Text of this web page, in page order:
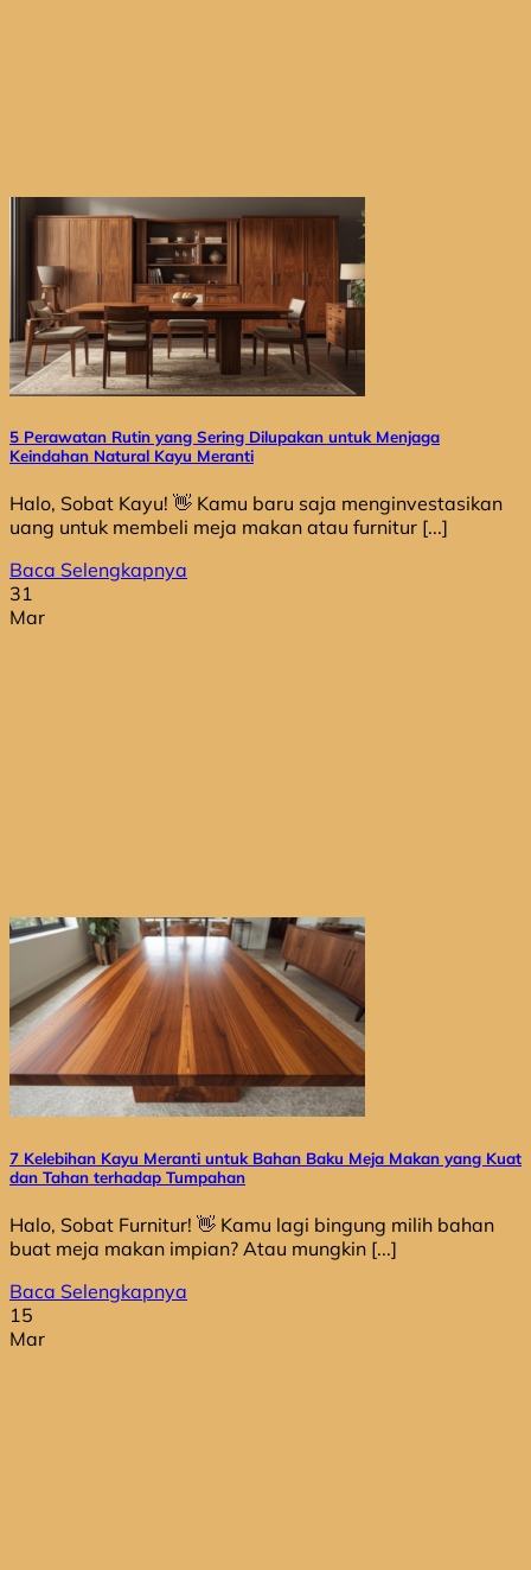
5 Perawatan Rutin yang Sering Dilupakan untuk Menjaga
Keindahan Natural Kayu Meranti
Halo, Sobat Kayu! 👋 Kamu baru saja menginvestasikan
uang untuk membeli meja makan atau furnitur [...]
Baca Selengkapnya
31
Mar
7 Kelebihan Kayu Meranti untuk Bahan Baku Meja Makan yang Kuat
dan Tahan terhadap Tumpahan
Halo, Sobat Furnitur! 👋 Kamu lagi bingung milih bahan
buat meja makan impian? Atau mungkin [...]
Baca Selengkapnya
15
Mar